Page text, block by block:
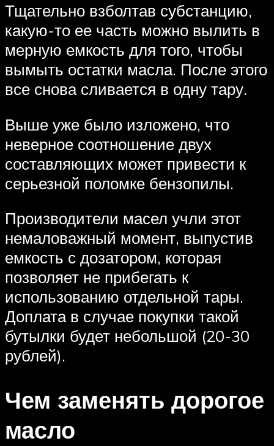
Тщательно взболтав субстанцию,
какую-то ее часть можно вылить в
мерную емкость для того, чтобы
вымыть остатки масла. После этого
все снова сливается в одну тару.
Выше уже было изложено, что
неверное соотношение двух
составляющих может привести к
серьезной поломке бензопилы.
Производители масел учли этот
немаловажный момент, выпустив
емкость с дозатором, которая
позволяет не прибегать к
использованию отдельной тары.
Доплата в случае покупки такой
бутылки будет небольшой (20-30
рублей).
Чем заменять дорогое
масло